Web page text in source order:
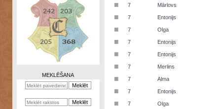
Zināšanu
MEKLĒŠANA
■ 7 Mārlovs
■ 7 Entonijs
■ 7 Olga
■ 7 Entonijs
■ 7 Entonijs
■ 7 Merlins
■ 7 Alma
■ 7 Entonijs
■ 7 Olga